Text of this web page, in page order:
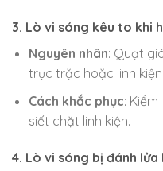
3. Lò vi sóng kêu to khi
Nguyên nhân: Quạt
trục trặc hoặc linh
Cách khắc phục:
siết chặt linh kiện.
4. Lò vi sóng bị đánh